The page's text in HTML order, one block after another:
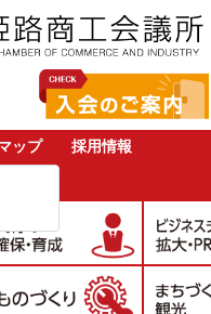
ップ 採用情報